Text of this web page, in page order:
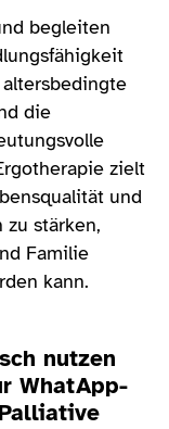
begleiten
die
zielt
und
stärken,
Familie
kann.​​​​​​​
nutzen
WhatApp-